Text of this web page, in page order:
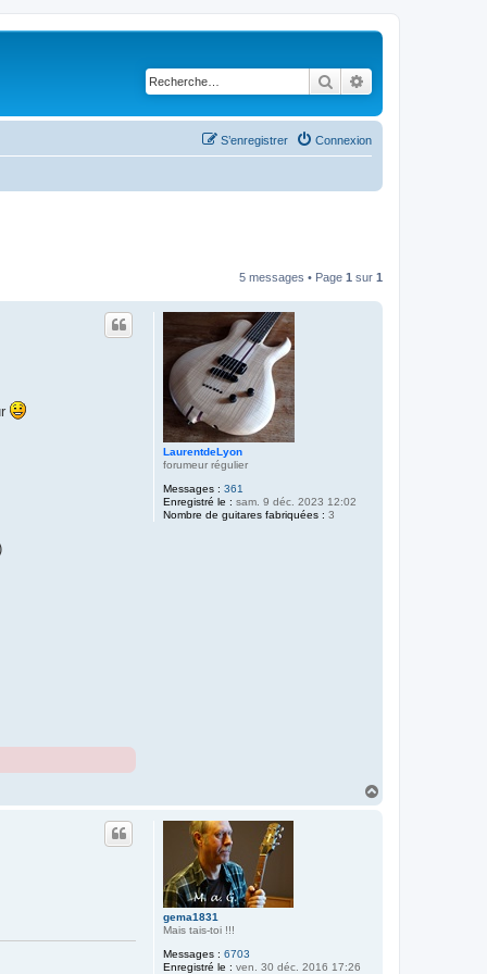
Rechercher
Connexion
S’enregistrer
5 messages • Page 1 sur 1
LaurentdeLyon
forumeur régulier
Messages : 361
Enregistré le : sam. 9 déc. 2023 12:02
Nombre de guitares fabriquées : 3
gema1831
Mais tais-toi !!!
Messages : 6703
Enregistré le : ven. 30 déc. 2016 17:26